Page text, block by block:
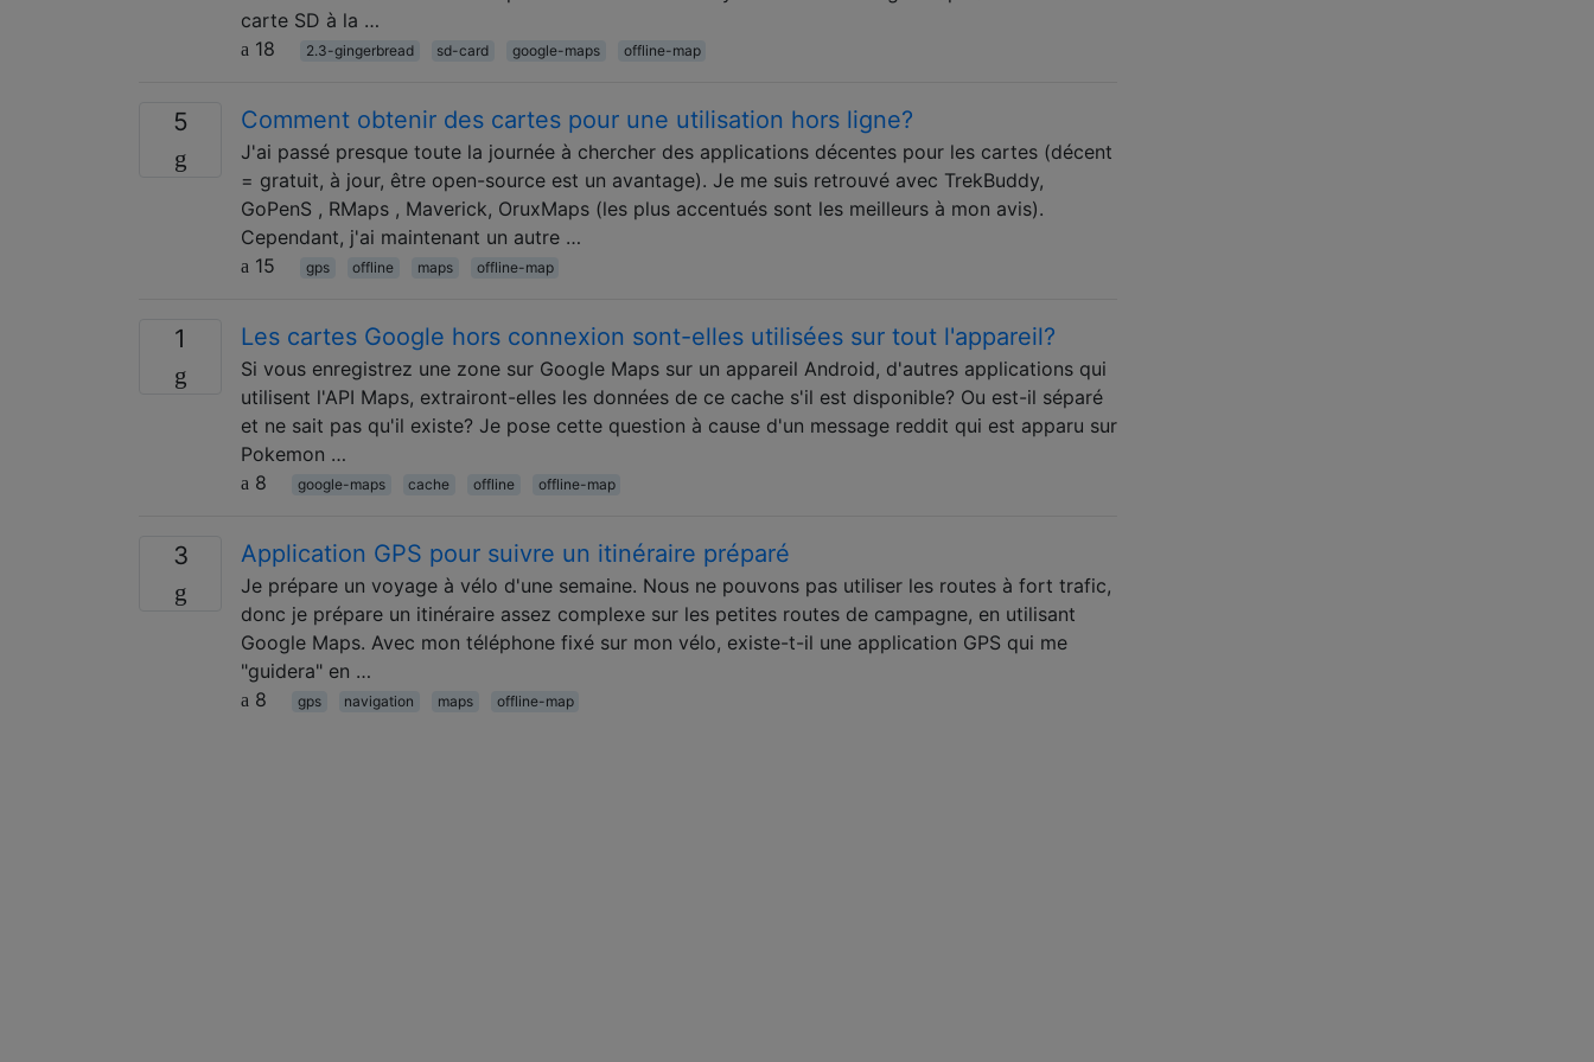
carte SD à la …
18
2.3-gingerbread sd-card google-maps offline-map
5 Comment obtenir des cartes pour une utilisation hors ligne?
J'ai passé presque toute la journée à chercher des applications décentes pour les cartes (décent
= gratuit, à jour, être open-source est un avantage). Je me suis retrouvé avec TrekBuddy,
GoPenS , RMaps , Maverick, OruxMaps (les plus accentués sont les meilleurs à mon avis).
Cependant, j'ai maintenant un autre …
15
gps offline maps offline-map
1 Les cartes Google hors connexion sont-elles utilisées sur tout l'appareil?
Si vous enregistrez une zone sur Google Maps sur un appareil Android, d'autres applications qui
utilisent l'API Maps, extrairont-elles les données de ce cache s'il est disponible? Ou est-il séparé
et ne sait pas qu'il existe? Je pose cette question à cause d'un message reddit qui est apparu sur
Pokemon …
8
google-maps cache offline offline-map
3 Application GPS pour suivre un itinéraire préparé
Je prépare un voyage à vélo d'une semaine. Nous ne pouvons pas utiliser les routes à fort trafic,
donc je prépare un itinéraire assez complexe sur les petites routes de campagne, en utilisant
Google Maps. Avec mon téléphone fixé sur mon vélo, existe-t-il une application GPS qui me
"guidera" en …
8
gps navigation maps offline-map